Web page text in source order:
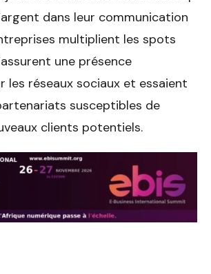
dans leur communication
multiplient les spots
une présence
les réseaux sociaux et essaient
susceptibles de
clients potentiels.